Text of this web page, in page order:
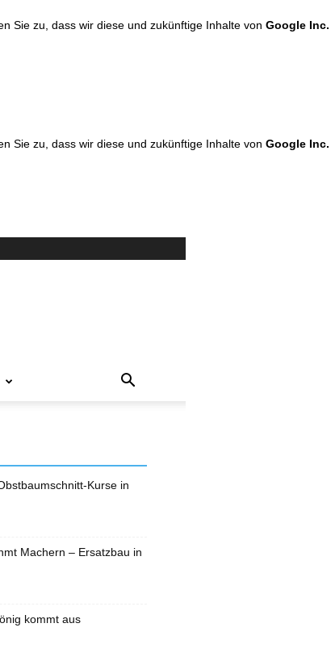
Sie zu, dass wir diese und zukünftige Inhalte von Google Inc.
Sie zu, dass wir diese und zukünftige Inhalte von Google Inc.
Kurse in
Machern – Ersatzbau in
kommt aus